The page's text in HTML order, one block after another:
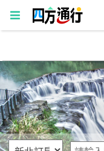
四
方
通
行
訂
房